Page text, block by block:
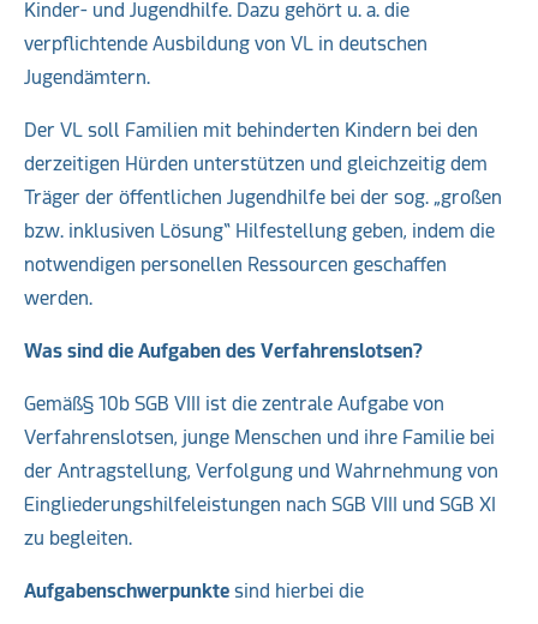
Kinder- und Jugendhilfe. Dazu gehört u. a. die
verpflichtende Ausbildung von VL in deutschen
Jugendämtern.
Der VL soll Familien mit behinderten Kindern bei den
derzeitigen Hürden unterstützen und gleichzeitig dem
Träger der öffentlichen Jugendhilfe bei der sog. „großen
bzw. inklusiven Lösung“ Hilfestellung geben, indem die
notwendigen personellen Ressourcen geschaffen
werden.
Was sind die Aufgaben des Verfahrenslotsen?
Gemäß§ 10b SGB VIII ist die zentrale Aufgabe von
Verfahrenslotsen, junge Menschen und ihre Familie bei
der Antragstellung, Verfolgung und Wahrnehmung von
Eingliederungshilfeleistungen nach SGB VIII und SGB XI
zu begleiten.
Aufgabenschwerpunkte sind hierbei die